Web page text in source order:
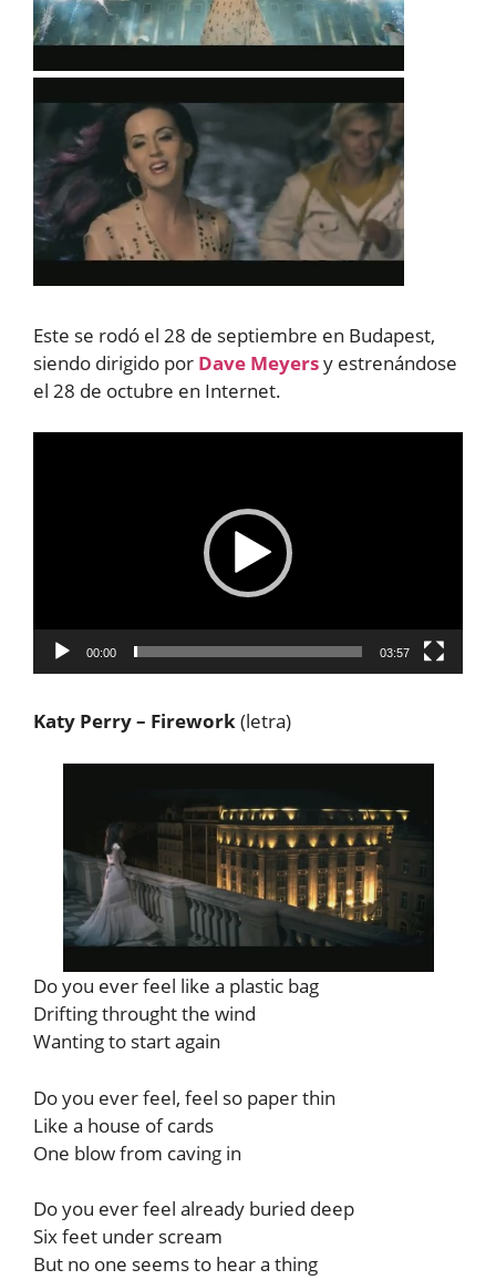
Este se rodó el 28 de septiembre en Budapest,
siendo dirigido por Dave Meyersy estrenándose
el 28 de octubre en Internet.
00:00 03:57
Katy Perry – Firework(letra)
Do you ever feel like a plastic bag
Drifting throught the wind
Wanting to start again
Do you ever feel, feel so paper thin
Like a house of cards
One blow from caving in
Do you ever feel already buried deep
Six feet under scream
But no one seems to hear a thing